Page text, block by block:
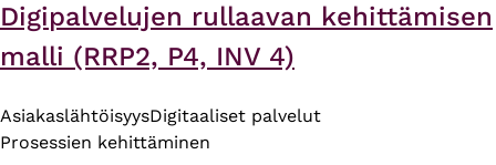
Digipalvelujen rullaavan kehittämisen
malli (RRP2, P4, INV 4)
AsiakaslähtöisyysDigitaaliset palvelut
Prosessien kehittäminen